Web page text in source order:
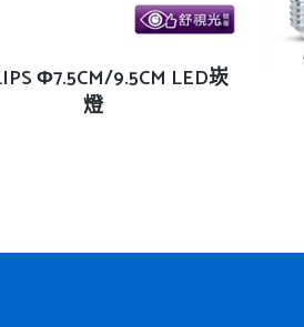
查看內容
Φ7.5CM/9.5CM LED崁
燈